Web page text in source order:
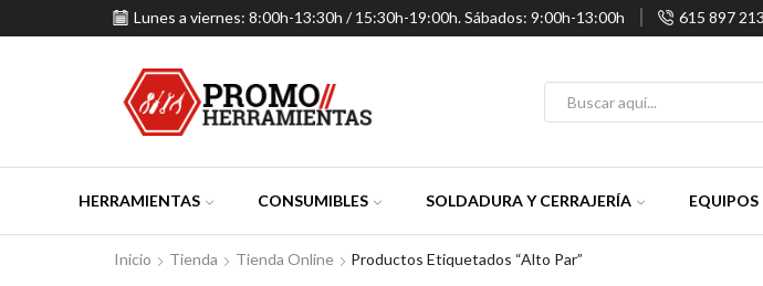
Lunes a viernes: 8:00h-13:30h / 15:30h-19:00h. Sábados: 9:00h-13:00h 615 897 213
HERRAMIENTAS CONSUMIBLES SOLDADURA Y CERRAJERÍA
Inicio Tienda Tienda Online Productos Etiquetados “alto Par”